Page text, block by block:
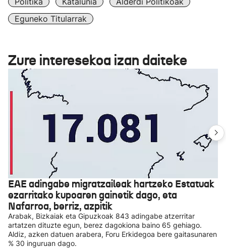
Eguneko Titularrak
Zure interesekoa izan daiteke
EAE adingabe migratzaileak hartzeko Estatuak
ezarritako kupoaren gainetik dago, eta
Nafarroa, berriz, azpitik
Arabak, Bizkaiak eta Gipuzkoak 843 adingabe atzerritar
artatzen dituzte egun, berez dagokiona baino 65 gehiago.
Aldiz, azken datuen arabera, Foru Erkidegoa bere gaitasunaren
% 30 inguruan dago.